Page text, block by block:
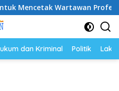
Wartawan Profesional,
dan Kriminal Politik